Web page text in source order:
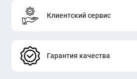
Клиентский сервис
Гарантия качества